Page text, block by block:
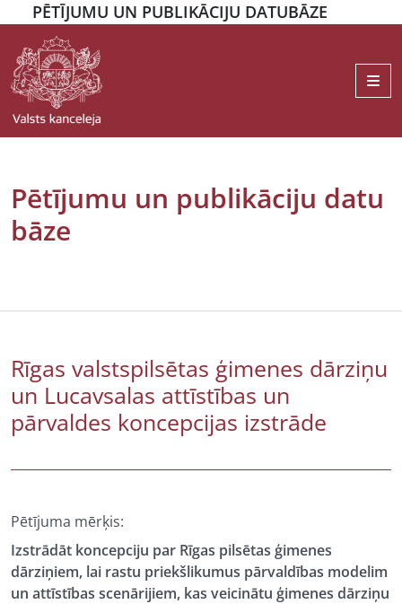
PĒTĪJUMU UN PUBLIKĀCIJU DATUBĀZE
Pētījumu un publikāciju datu
bāze
Rīgas valstspilsētas ģimenes dārziņu
un Lucavsalas attīstības un
pārvaldes koncepcijas izstrāde
Pētījuma mērķis:
Izstrādāt koncepciju par Rīgas pilsētas ģimenes
dārziņiem, lai rastu priekšlikumus pārvaldības modelim
un attīstības scenārijiem, kas veicinātu ģimenes dārziņu